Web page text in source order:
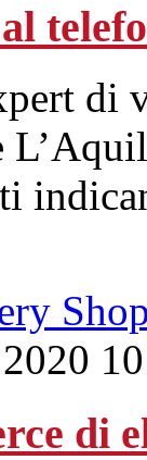
di
di